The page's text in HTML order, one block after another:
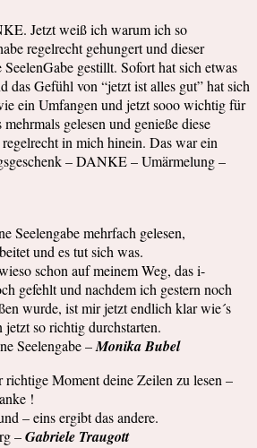
Jetzt weiß ich warum ich so
regelrecht gehungert und dieser
gestillt. Sofort hat sich etwas
das Gefühl von “jetzt ist alles gut” hat sich
ein Umfangen und jetzt sooo wichtig für
gelesen und genieße diese
in mich hinein. Das war ein
– DANKE – Umärmelung –
Seelengabe mehrfach gelesen,
und es tut sich was.
schon auf meinem Weg, das i-
gefehlt und nachdem ich gestern noch
wurde, ist mir jetzt endlich klar wie´s
so richtig durchstarten.
Seelengabe –Monika Bubel
Moment deine Zeilen zu lesen –
!
– eins ergibt das andere.
–Gabriele Traugott